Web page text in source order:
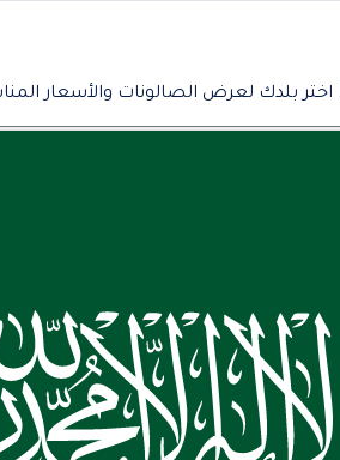
بلدك لعرض الصالونات والأسعار